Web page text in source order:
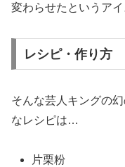
変わらせたというアイ
レシピ・作り方
そんな芸人キングの
なレシピは…
片栗粉